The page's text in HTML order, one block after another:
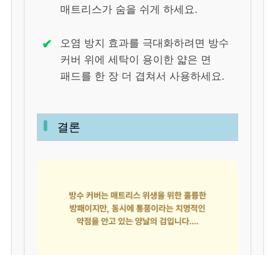
매트리스가 숨을 쉬게 하세요.
✔
오염 방지 효과를 극대화하려면 방수
커버 위에 세탁이 용이한 얇은 면
패드를 한 장 더 겹쳐서 사용하세요.
결론